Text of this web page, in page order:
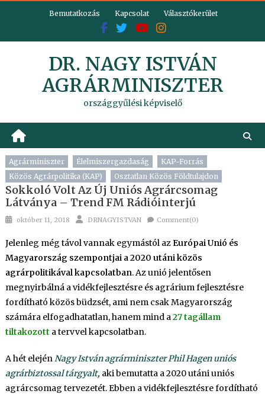
Bemutatkozás Kapcsolat Választókerület
DR. NAGY ISTVÁN
AGRÁRMINISZTER
országgyűlési képviselő
Agrárminiszter Élelmiszergazdaság
KAP-Forrás
Közös Agrárpolitika (KAP)
Osztatlan Közös Földtulajdon
Sokkoló Volt Az Új Uniós Agrárcsomag
Látványa – Trend FM Rádióinterjú
Posted
október 11, 2018 Author
DRNAGYISTVAN Comment(0)
Jelenleg még távol vannak egymástól azEurópai Unió és
Magyarország szempontjai a 2020 utáni közös
agrárpolitikával kapcsolatban. Az unió jelentősen
megnyirbálná a vidékfejlesztésre és agrárium fejlesztésre
fordítható közös büdzsét, ami nem csak Magyarország
számára elfogadhatatlan, hanem mind a27 tagállam
tiltakozotta tervvel kapcsolatban.
A hét elejénNagy István agrárminiszter Phil Hagen uniós
agrárbiztossal tárgyalt, aki bemutatta a 2020 utáni uniós
agrárcsomag tervezetét. Ebben a vidékfejlesztésre fordítható